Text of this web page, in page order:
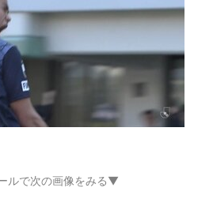
ルで次の画像をみる▼